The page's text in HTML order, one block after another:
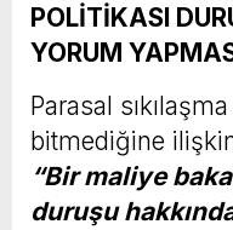
POLİTİKASI
YORUM
Parasal
bitmediğine
“Bir maliye
duruşu